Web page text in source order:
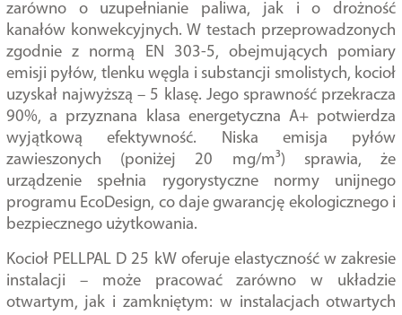
zarówno o uzupełnianie paliwa, jak i o drożność
kanałów konwekcyjnych. W testach przeprowadzonych
zgodnie z normą EN 303-5, obejmujących pomiary
emisji pyłów, tlenku węgla i substancji smolistych, kocioł
uzyskał najwyższą – 5 klasę. Jego sprawność przekracza
90%, a przyznana klasa energetyczna A+ potwierdza
wyjątkową efektywność. Niska emisja pyłów
zawieszonych (poniżej 20 mg/m³) sprawia, że
urządzenie spełnia rygorystyczne normy unijnego
programu EcoDesign, co daje gwarancję ekologicznego i
bezpiecznego użytkowania.
Kocioł PELLPAL D 25 kW oferuje elastyczność w zakresie
instalacji – może pracować zarówno w układzie
otwartym, jak i zamkniętym: w instalacjach otwartych